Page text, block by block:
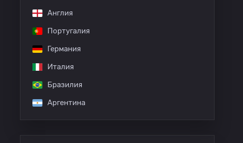
Англия
Португалия
Германия
Италия
Бразилия
Аргентина